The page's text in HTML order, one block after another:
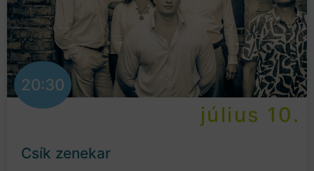
20:30
július 10.
Csík zenekar